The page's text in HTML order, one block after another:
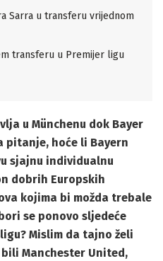
Sarra u transferu vrijednom
transferu u Premijer ligu
u Münchenu dok Bayer
hoće li Bayern
sjajnu individualnu
dobrih Europskih
kojima bi možda trebale
se ponovo sljedeće
Mislim da tajno želi
Manchester United,